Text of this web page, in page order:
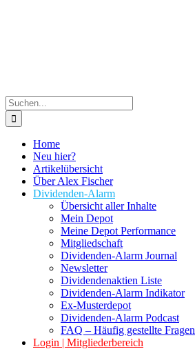
Suche
nach:
Home
Neu hier?
Artikelübersicht
Über Alex Fischer
Dividenden-Alarm
Übersicht aller Inhalte
Mein Depot
Meine Depot Performance
Mitgliedschaft
Dividenden-Alarm Journal
Newsletter
Dividendenaktien Liste
Dividenden-Alarm Indikator
Ex-Musterdepot
Dividenden-Alarm Podcast
FAQ – Häufig gestellte Fragen
Login | Mitgliederbereich